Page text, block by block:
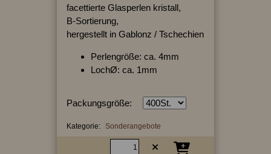
facettierte Glasperlen kristall,
B-Sortierung,
hergestellt in Gablonz / Tschechien
Perlengröße: ca. 4mm
LochØ: ca. 1mm
Packungsgröße:
Kategorie: Sonderangebote